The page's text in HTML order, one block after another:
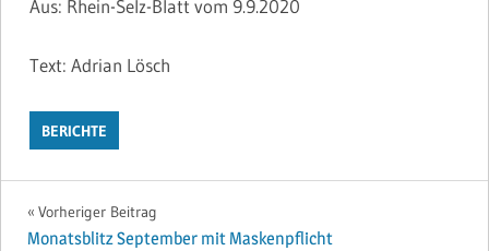
Aus: Rhein-Selz-Blatt vom 9.9.2020
Text: Adrian Lösch
BERICHTE
Beitragsnavigation
Vorheriger Beitrag
Monatsblitz September mit Maskenpflicht